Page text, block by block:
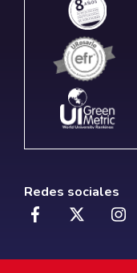
Redes sociales